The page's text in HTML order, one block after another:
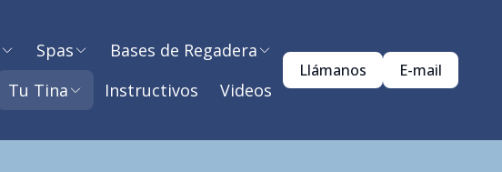
Spas
Bases de Regadera
Tu Tina Instructivos Videos
Llámanos E-mail